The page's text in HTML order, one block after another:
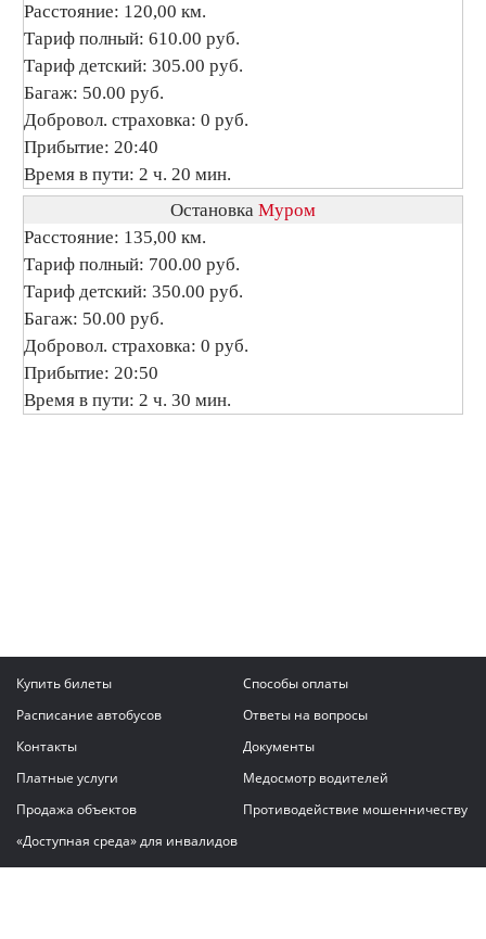
Расстояние: 120,00 км.
Тариф полный: 610.00 руб.
Тариф детский: 305.00 руб.
Багаж: 50.00 руб.
Добровол. страховка: 0 руб.
Прибытие: 20:40
Время в пути: 2 ч. 20 мин.
Остановка Муром
Расстояние: 135,00 км.
Тариф полный: 700.00 руб.
Тариф детский: 350.00 руб.
Багаж: 50.00 руб.
Добровол. страховка: 0 руб.
Прибытие: 20:50
Время в пути: 2 ч. 30 мин.
Купить билеты
Способы оплаты
Расписание автобусов
Ответы на вопросы
Контакты
Документы
Платные услуги
Медосмотр водителей
Продажа объектов
Противодействие мошенничеству
«Доступная среда» для инвалидов